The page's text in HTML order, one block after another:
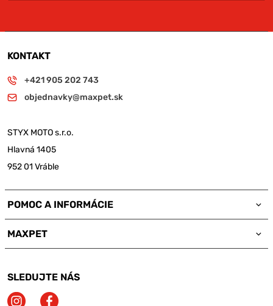
KONTAKT
+421 905 202 743
objednavky@maxpet.sk
STYX MOTO s.r.o.
Hlavná 1405
952 01 Vráble
POMOC A INFORMÁCIE
MAXPET
SLEDUJTE NÁS